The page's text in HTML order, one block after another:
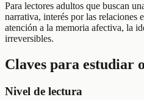
Para lectores adultos que buscan
narrativa, interés por las relaciones
atención a la memoria afectiva, la
irreversibles.
Claves para estudiar
Nivel de lectura